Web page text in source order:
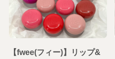
【fwee(フィー)】リップ&